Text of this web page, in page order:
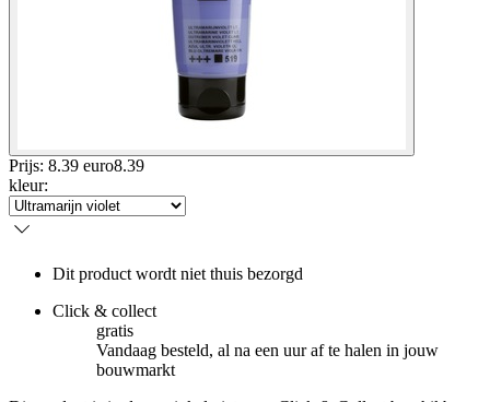
Prijs: 8.39 euro8.39
kleur:
Dit product wordt niet thuis bezorgd
Click & collect
gratis
Vandaag besteld, al na een uur af te halen in jouw
bouwmarkt